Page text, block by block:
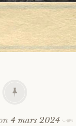
4 mars 2024